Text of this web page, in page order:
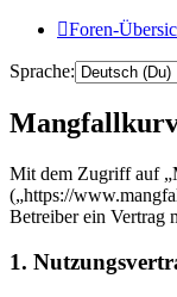
Foren-
Sprache:
Mit dem Zugriff auf
(„https://
Betreiber ein Vertrag
1.